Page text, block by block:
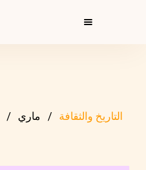
التاريخ والثقافة
ماري